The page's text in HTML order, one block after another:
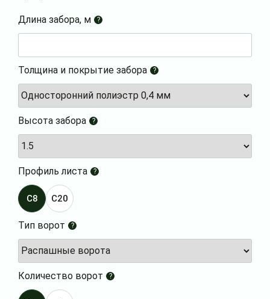
Длина забора, м ?
Толщина и покрытие забора ?
Высота забора ?
Профиль листа ?
C8 C20
Тип ворот ?
Количество ворот ?